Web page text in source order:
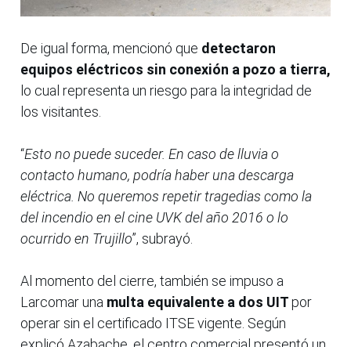
De igual forma, mencionó que detectaron
equipos eléctricos sin conexión a pozo a tierra,
lo cual representa un riesgo para la integridad de
los visitantes.
“Esto no puede suceder. En caso de lluvia o
contacto humano, podría haber una descarga
eléctrica. No queremos repetir tragedias como la
del incendio en el cine UVK del año 2016 o lo
ocurrido en Trujillo”, subrayó.
Al momento del cierre, también se impuso a
Larcomar una multa equivalente a dos UITpor
operar sin el certificado ITSE vigente. Según